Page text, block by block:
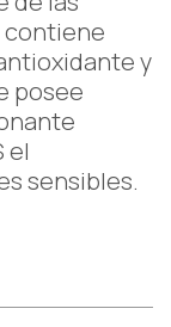
contiene
y
posee
el
sensibles.